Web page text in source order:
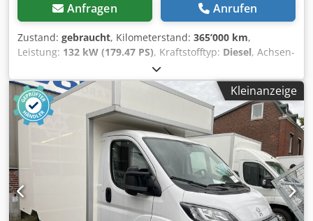
Anfragen Anrufen
Zustand: gebraucht, Kilometerstand: 365’000 km,
Leistung: 132 kW (179.47 PS), Kraftstofftyp: Diesel, Achsen-
, Kraftstoff:Diesel
Getriebetyp:Automatisch, Emissionsklasse:Euro6,
Baujahr:2016
ABS, Airbag, Klimaanlage,
Traktionskontrolle, Zentralverriegelung, elektrisch
verstellbarer Spiegel, elektrische Fensterheberregelung
Baujahr: 2016 Vorderachse: Gelenkt Hinterachse:
Doppelbereift = Weitere Optionen und Zubehör = Djdpfx
Asy Rxw Njcieck - Außentemperaturanzeige -
Kamerasystem - LED-Beleuchtung - Luftfederung -
Radio/CD-Spieler - Rückwärtsfahrkamera = Anmerkungen =
3,0-Liter-Motor 2 x Kühlschrank Netto preis 16.800,-- euro.
Kleinanzeige